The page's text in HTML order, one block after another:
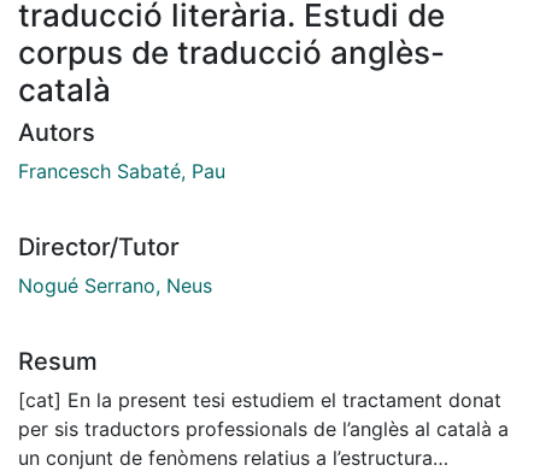
traducció literària. Estudi de
corpus de traducció anglès-
català
Autors
Francesch Sabaté, Pau
Director/Tutor
Nogué Serrano, Neus
Resum
[cat] En la present tesi estudiem el tractament donat
per sis traductors professionals de l’anglès al català a
un conjunt de fenòmens relatius a l’estructura